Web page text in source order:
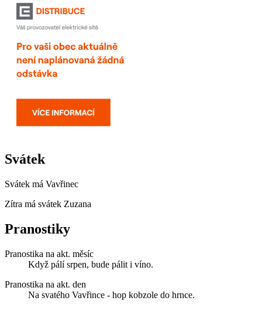
Svátek
Svátek má Vavřinec
Zítra má svátek Zuzana
Pranostiky
Pranostika na akt. měsíc
Když pálí srpen, bude pálit i víno.
Pranostika na akt. den
Na svatého Vavřince - hop kobzole do hrnce.